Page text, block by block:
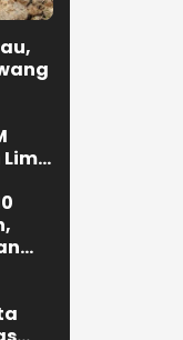
Lima